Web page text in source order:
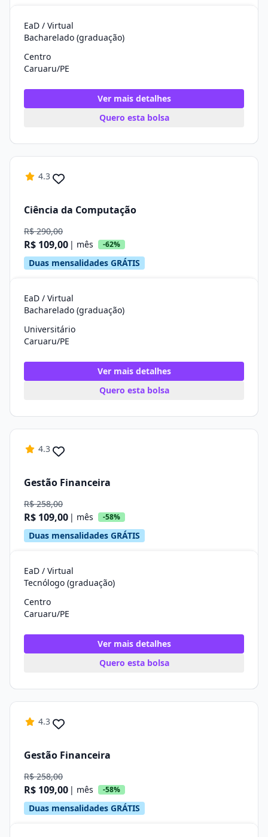
EaD / Virtual
Bacharelado (graduação)
Centro
Caruaru/PE
Ver mais detalhes
Quero esta bolsa
4.3
Ciência da Computação
R$ 290,00
R$ 109,00 | mês -62%
Duas mensalidades GRÁTIS
EaD / Virtual
Bacharelado (graduação)
Universitário
Caruaru/PE
Ver mais detalhes
Quero esta bolsa
4.3
Gestão Financeira
R$ 258,00
R$ 109,00 | mês -58%
Duas mensalidades GRÁTIS
EaD / Virtual
Tecnólogo (graduação)
Centro
Caruaru/PE
Ver mais detalhes
Quero esta bolsa
4.3
Gestão Financeira
R$ 258,00
R$ 109,00 | mês -58%
Duas mensalidades GRÁTIS